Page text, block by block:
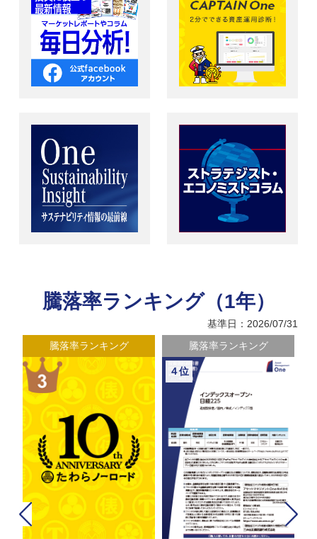
騰落率ランキング（1年）
基準日：2026/07/31
騰落率ランキング 騰落率ランキング
４位